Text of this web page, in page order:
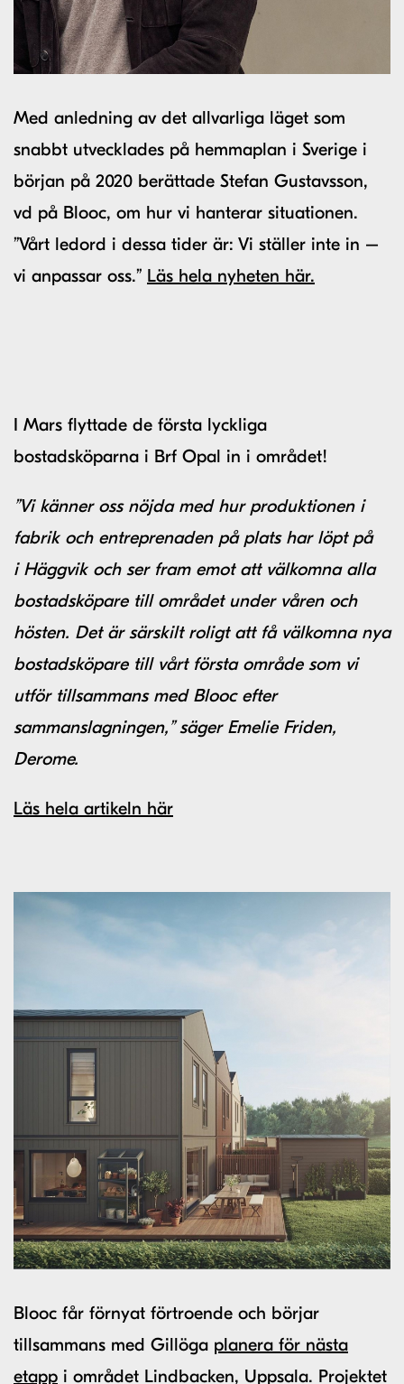
Med anledning av det allvarliga läget som
snabbt utvecklades på hemmaplan i Sverige i
början på 2020 berättade Stefan Gustavsson,
vd på Blooc, om hur vi hanterar situationen.
”Vårt ledord i dessa tider är: Vi ställer inte in –
vi anpassar oss.” Läs hela nyheten här.
I Mars flyttade de första lyckliga
bostadsköparna i Brf Opal in i området!
”Vi känner oss nöjda med hur produktionen i
fabrik och entreprenaden på plats har löpt på
i Häggvik och ser fram emot att välkomna alla
bostadsköpare till området under våren och
hösten. Det är särskilt roligt att få välkomna nya
bostadsköpare till vårt första område som vi
utför tillsammans med Blooc efter
sammanslagningen,” säger Emelie Friden,
Derome.
Läs hela artikeln här
Blooc får förnyat förtroende och börjar
tillsammans med Gillöga planera för nästa
etapp i området Lindbacken, Uppsala. Projektet